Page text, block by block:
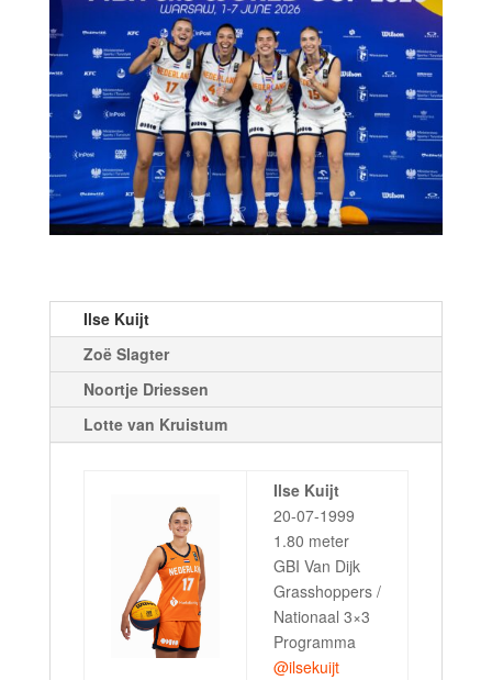
Ilse Kuijt
Zoë Slagter
Noortje Driessen
Lotte van Kruistum
Ilse Kuijt
20-07-1999
1.80 meter
GBI Van Dijk
Grasshoppers /
Nationaal 3×3
Programma
@ilsekuijt